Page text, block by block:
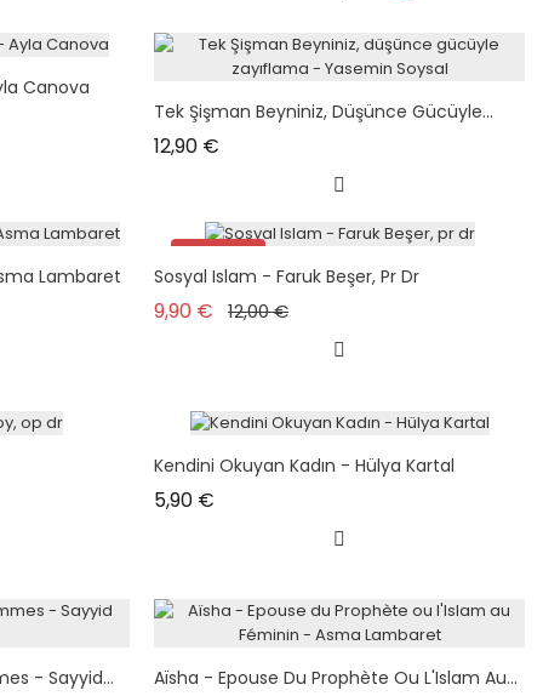
Canova
Tek Şişman Beyniniz, Düşünce Gücüyle...
12,90 €
Lambaret
Promo !
Sosyal Islam - Faruk Beşer, Pr Dr
9,90 € Prix de base
12,00 €Prix
Kendini Okuyan Kadın - Hülya Kartal
5,90 €
- Sayyid... Aïsha - Epouse Du Prophète Ou L'Islam Au...